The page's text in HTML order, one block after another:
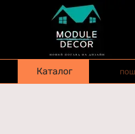
Перейти до основного контенту
Каталог